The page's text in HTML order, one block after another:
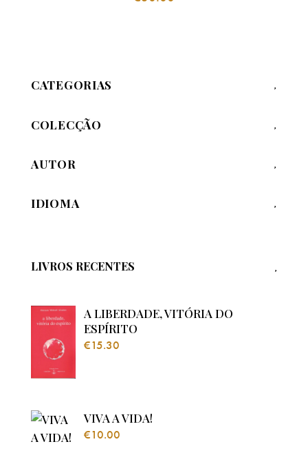
CATEGORIAS
COLECÇÃO
AUTOR
IDIOMA
LIVROS RECENTES
A LIBERDADE, VITÓRIA DO
ESPÍRITO
€15.30
VIVA A VIDA!
€10.00